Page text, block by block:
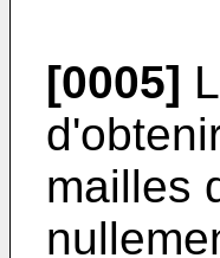
[0005]
mailles